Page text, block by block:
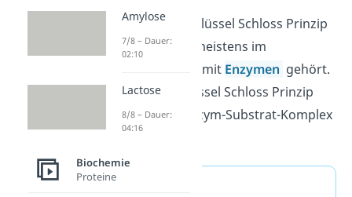
Du hast vom
Schlüssel Schloss Prinzip
wahrscheinlich meistens im
Zusammenhang mit Enzymen gehört.
Durch das Schlüssel Schloss Prinzip
kann sich ein Enzym-Substrat-Komplex
Amylose
7/8 – Dauer:
02:10
Lactose
8/8 – Dauer:
04:16
Biochemie
Proteine